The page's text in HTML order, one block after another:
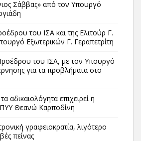
Σάββας» από τον Υπουργό
του ΙΣΑ και της Ελιτούρ Γ.
Εξωτερικών Γ. Γεραπετρίτη
του ΙΣΑ, με τον Υπουργό
για τα προβλήματα στο
αδικαιολόγητα επιχειρεί η
Θεανώ Καρποδίνη
γραφειοκρατία, λιγότερο
πείνας